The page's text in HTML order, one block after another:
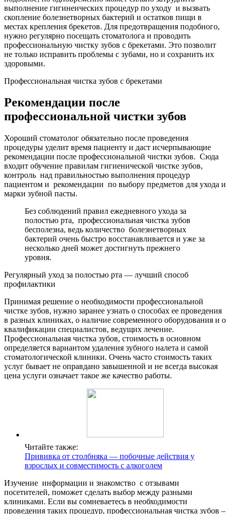
выполнение гигинеических процедур по уходу и вызвать
скопление болезнетворных бактерий и остатков пищи в
местах крепления брекетов. Для предотвращения подобного,
нужно регулярно посещать стоматолога и проводить
профессиональную чистку зубов с брекетами. Это позволит
не только исправить проблемы с зубами, но и сохранить их
здоровыми.
Профессиональная чистка зубов с брекетами
Рекомендации после
профессиональной чистки зубов
Хороший стоматолог обязательно после проведения
процедуры уделит время пациенту и даст исчерпывающие
рекомендации после профессиональной чистки зубов. Сюда
входит обучение правилам гигиенической чистке зубов,
контроль над правильностью выполнения процедур
пациентом и рекомендации по выбору предметов для ухода и
марки зубной пасты.
Без соблюдений правил ежедневного ухода за
полостью рта, профессиональная чистка зубов
бесполезна, ведь количество болезнетворных
бактерий очень быстро восстанавливается и уже за
несколько дней может достигнуть прежнего
уровня.
Регулярный уход за полостью рта — лучший способ
профилактики
Принимая решение о необходимости профессиональной
чистке зубов, нужно заранее узнать о способах ее проведения
в разных клиниках, о наличие современного оборудования и о
квалификации специалистов, ведущих лечение.
Профессиональная чистка зубов, стоимость в основном
определяется вариантом удаления зубного налета и самой
стоматологической клиники. Очень часто стоимость таких
услуг бывает не оправдано завышенной и не всегда высокая
цена услуги означает такое же качество работы.
Читайте также:
Прививка от столбняка — побочные действия у
взрослых и совместимость с алкоголем
Изучение информации и знакомство с отзывами
посетителей, поможет сделать выбор между разными
клиниками. Если вы сомневаетесь в необходимости
проведения таких процедур, профессиональная чистка зубов –